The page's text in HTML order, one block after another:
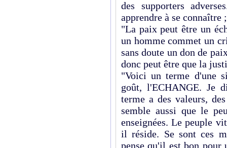
des supporters
apprendre à se
"La paix peut être un
un homme commet un
sans doute un don de
donc peut être que la
"Voici un terme d'une
goût, l'ECHANGE. Je
terme a des valeurs,
semble aussi que le
enseignées. Le peuple
il réside. Se sont ces
pense qu'il est bon pour